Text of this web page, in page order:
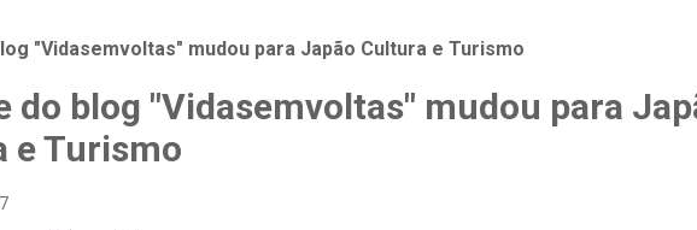
"Vidasemvoltas" mudou para Japão Cultura e Turismo
do blog "Vidasemvoltas" mudou para
e Turismo